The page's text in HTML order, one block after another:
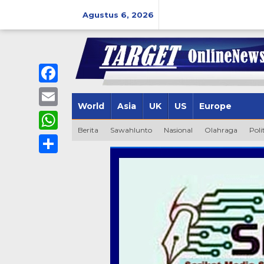
Agustus 6, 2026
World Asia UK US Europe
Berita Sawahlunto Nasional Olahraga
Facebook
Email
WhatsApp